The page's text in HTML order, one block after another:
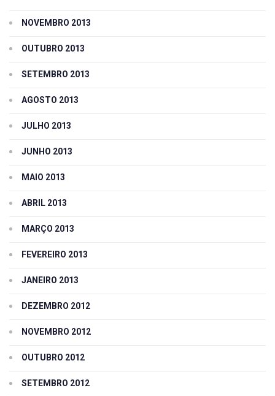
NOVEMBRO 2013
OUTUBRO 2013
SETEMBRO 2013
AGOSTO 2013
JULHO 2013
JUNHO 2013
MAIO 2013
ABRIL 2013
MARÇO 2013
FEVEREIRO 2013
JANEIRO 2013
DEZEMBRO 2012
NOVEMBRO 2012
OUTUBRO 2012
SETEMBRO 2012